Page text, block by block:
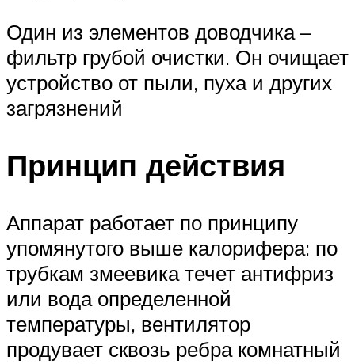
Один из элементов доводчика –
фильтр грубой очистки. Он очищает
устройство от пыли, пуха и других
загрязнений
Принцип действия
Аппарат работает по принципу
упомянутого выше калорифера: по
трубкам змеевика течет антифриз
или вода определенной
температуры, вентилятор
продувает сквозь ребра комнатный